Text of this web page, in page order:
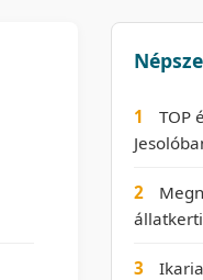
1
TOP
2
3